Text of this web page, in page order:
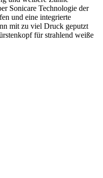
Sonicare Technologie der
und eine integrierte
mit zu viel Druck geputzt
für strahlend weiße